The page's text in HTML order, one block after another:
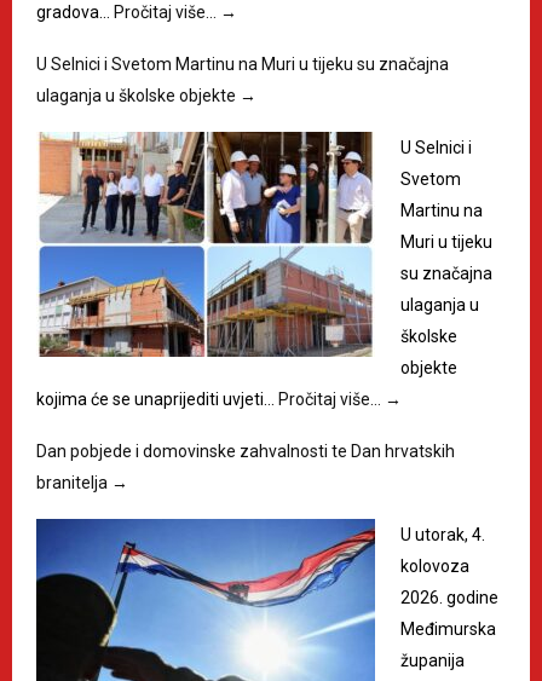
gradova…
Pročitaj više… →
U Selnici i Svetom Martinu na Muri u tijeku su značajna
ulaganja u školske objekte →
U Selnici i
Svetom
Martinu na
Muri u tijeku
su značajna
ulaganja u
školske
objekte
kojima će se unaprijediti uvjeti…
Pročitaj više… →
Dan pobjede i domovinske zahvalnosti te Dan hrvatskih
branitelja →
U utorak, 4.
kolovoza
2026. godine
Međimurska
županija